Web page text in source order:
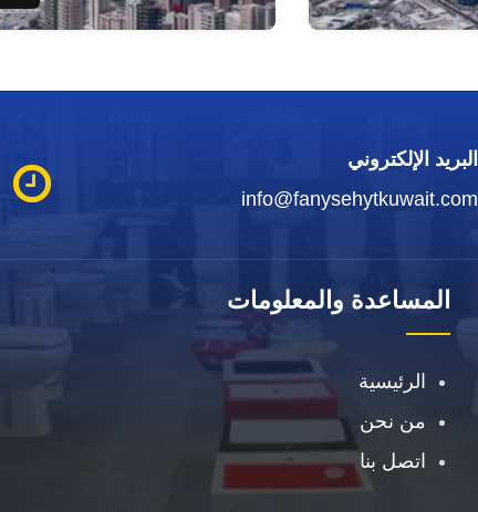
البريد الإلكتروني
info@fanysehytkuwait.com
المساعدة والمعلومات
الرئيسية
من نحن
اتصل بنا